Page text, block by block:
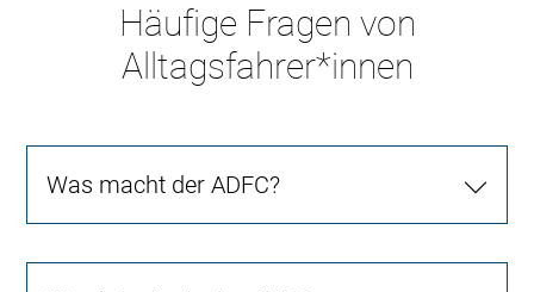
Häufige Fragen von
Alltagsfahrer*innen
Was macht der ADFC?